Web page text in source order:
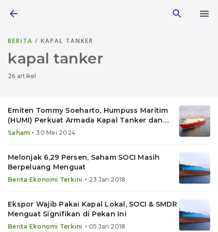
BERITA / KAPAL TANKER
kapal tanker
26 artikel
Emiten Tommy Soeharto, Humpuss Maritim
(HUMI) Perkuat Armada Kapal Tanker dan
Tug Boat
Saham • 30 Mei 2024
Melonjak 6,29 Persen, Saham SOCI Masih
Berpeluang Menguat
Berita Ekonomi Terkini • 23 Jan 2018
Ekspor Wajib Pakai Kapal Lokal, SOCI & SMDR
Menguat Signifikan di Pekan Ini
Berita Ekonomi Terkini • 05 Jan 2018